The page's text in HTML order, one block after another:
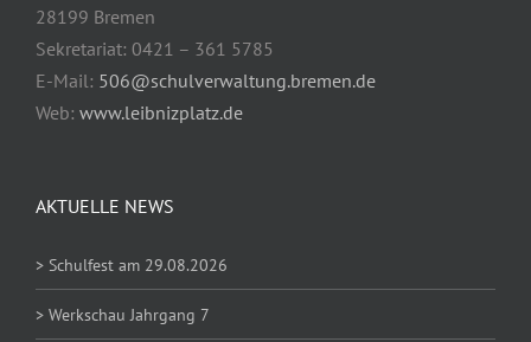
28199 Bremen
Sekretariat: 0421 – 361 5785
E-Mail: 506@schulverwaltung.bremen.de
Web: www.leibnizplatz.de
AKTUELLE NEWS
> Schulfest am 29.08.2026
> Werkschau Jahrgang 7